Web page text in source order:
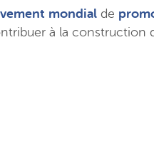
mondialde
à la construction